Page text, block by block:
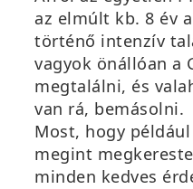
az elmúlt kb. 8 év
történő intenzív
vagyok önállóan a
megtalálni, és
van rá, bemásolni.
Most, hogy
megint
minden kedves